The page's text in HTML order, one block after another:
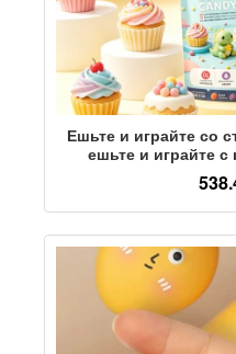
Ешьте и играйте со
ешьте и играйте
детской глиной
цветными